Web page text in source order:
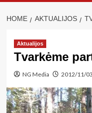
HOME AKTUALIJOS
Aktualijos
Tvarkėme
NG Media 2012/11/03